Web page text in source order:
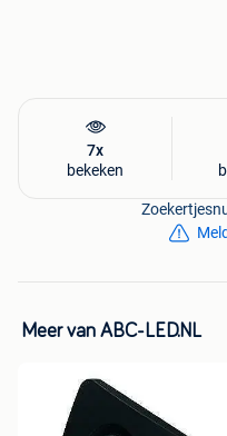
7x
bekeken
Meer van ABC-LED.NL